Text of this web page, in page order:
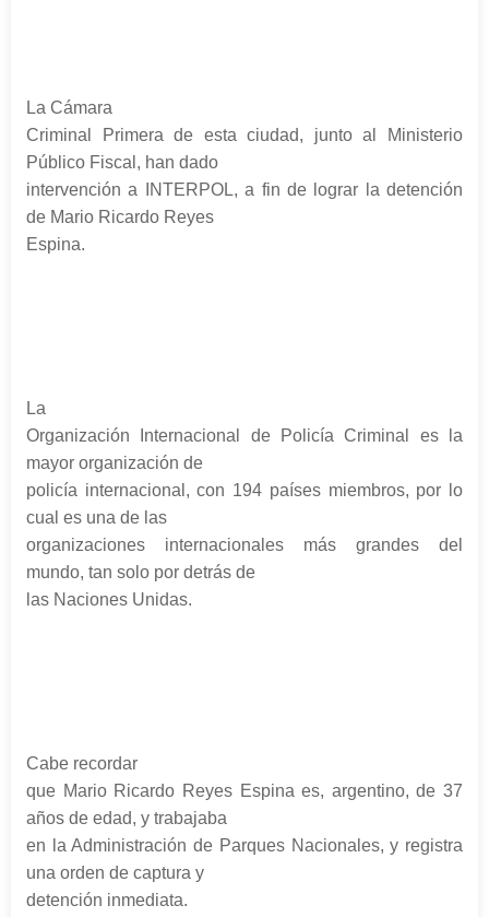
La Cámara
Criminal Primera de esta ciudad, junto al Ministerio
Público Fiscal, han dado
intervención a INTERPOL, a fin de lograr la detención
de Mario Ricardo Reyes
Espina.
La
Organización Internacional de Policía Criminal es la
mayor organización de
policía internacional, con 194 países miembros, por lo
cual es una de las
organizaciones internacionales más grandes del
mundo, tan solo por detrás de
las Naciones Unidas.
Cabe recordar
que Mario Ricardo Reyes Espina es, argentino, de 37
años de edad, y trabajaba
en la Administración de Parques Nacionales, y registra
una orden de captura y
detención inmediata.